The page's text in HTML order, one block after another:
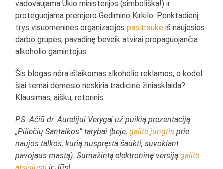
vadovaujama Ūkio ministerijos (simboliška!) ir
proteguojama premjero Gedimino Kirkilo. Penktadienį
trys visuomeninės organizacijospasitraukė iš naujosios
darbo grupės, pavadinę beveik atvirai propaguojančia
alkoholio gamintojus.
Šis blogas nėra išlaikomas alkoholio reklamos, o kodėl
šiai temai dėmesio neskiria tradicinė žiniasklaida?
Klausimas, aišku, retorinis…
P.S. Ačiū dr. Aurelijui Verygai už puikią prezentaciją
„Piliečių Santalkos“ tarybai (beje,galite jungtis prie
naujos talkos, kurią nuspręsta šaukti, suvokiant
pavojaus mastą). Sumažintą elektroninę versijągalite